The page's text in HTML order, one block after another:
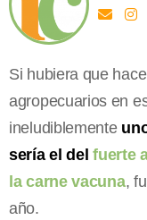
Si hubiera que
agropecuarios en
ineludiblemente
sería el del fuerte
la carne vacuna,
año.